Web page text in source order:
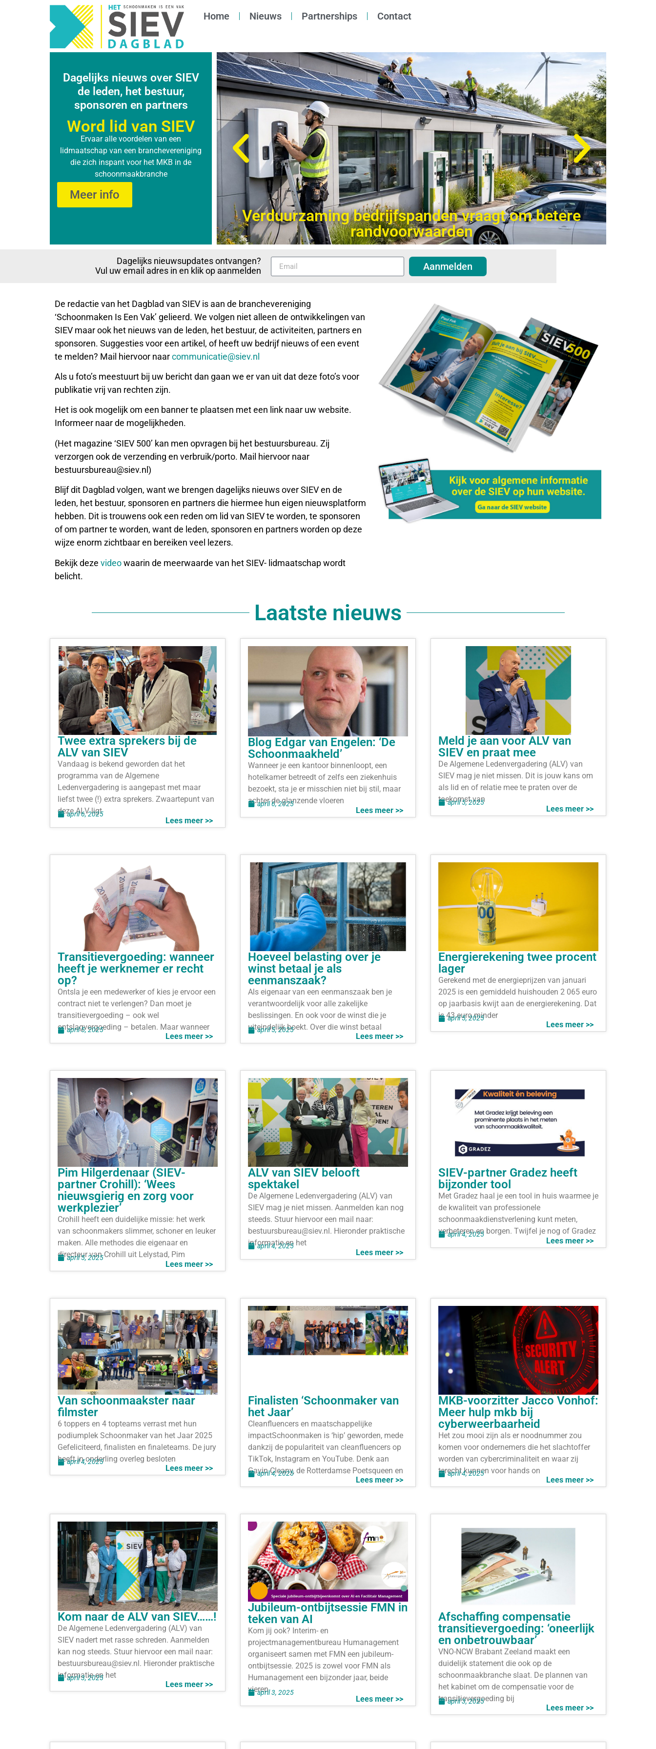
Home Nieuws Partnerships Contact
Dagelijks nieuws over SIEV
de leden, het bestuur,
sponsoren en partners
Word lid van SIEV
Ervaar alle voordelen van een
lidmaatschap van een branchevereniging
die zich inspant voor het MKB in de
schoonmaakbranche
Meer info
Verduurzaming bedrijfspanden vraagt om betere
randvoorwaarden
Dagelijks nieuwsupdates ontvangen?
Vul uw email adres in en klik op aanmelden
Aanmelden
De redactie van het Dagblad van SIEV is aan de branchevereniging
‘Schoonmaken Is Een Vak’ gelieerd. We volgen niet alleen de ontwikkelingen van
SIEV maar ook het nieuws van de leden, het bestuur, de activiteiten, partners en
sponsoren. Suggesties voor een artikel, of heeft uw bedrijf nieuws of een event
te melden? Mail hiervoor naarcommunicatie@siev.nl
Als u foto’s meestuurt bij uw bericht dan gaan we er van uit dat deze foto’s voor
publikatie vrij van rechten zijn.
Het is ook mogelijk om een banner te plaatsen met een link naar uw website.
Informeer naar de mogelijkheden.
(Het magazine ‘SIEV 500’ kan men opvragen bij het bestuursbureau. Zij
verzorgen ook de verzending en verbruik/porto. Mail hiervoor naar
bestuursbureau@siev.nl)
Blijf dit Dagblad volgen, want we brengen dagelijks nieuws over SIEV en de
leden, het bestuur, sponsoren en partners die hiermee hun eigen nieuwsplatform
hebben. Dit is trouwens ook een reden om lid van SIEV te worden, te sponsoren
of om partner te worden, want de leden, sponsoren en partners worden op deze
wijze enorm zichtbaar en bereiken veel lezers.
Bekijk deze videowaarin de meerwaarde van het SIEV- lidmaatschap wordt
belicht.
Laatste nieuws
Twee extra sprekers bij de
ALV van SIEV
Vandaag is bekend geworden dat het
programma van de Algemene
Ledenvergadering is aangepast met maar
liefst twee (!) extra sprekers. Zwaartepunt van
deze ALV ligt
Lees meer >>
april 6, 2025
Blog Edgar van Engelen: ‘De
Schoonmaakheld’
Wanneer je een kantoor binnenloopt, een
hotelkamer betreedt of zelfs een ziekenhuis
bezoekt, sta je er misschien niet bij stil, maar
achter de glanzende vloeren
Lees meer >>
april 6, 2025
Meld je aan voor ALV van
SIEV en praat mee
De Algemene Ledenvergadering (ALV) van
SIEV mag je niet missen. Dit is jouw kans om
als lid en of relatie mee te praten over de
toekomst van
Lees meer >>
april 5, 2025
Transitievergoeding: wanneer
heeft je werknemer er recht
op?
Ontsla je een medewerker of kies je ervoor een
contract niet te verlengen? Dan moet je
transitievergoeding – ook wel
ontslagvergoeding – betalen. Maar wanneer
Lees meer >>
april 5, 2025
Hoeveel belasting over je
winst betaal je als
eenmanszaak?
Als eigenaar van een eenmanszaak ben je
verantwoordelijk voor alle zakelijke
beslissingen. En ook voor de winst die je
uiteindelijk boekt. Over die winst betaal
Lees meer >>
april 5, 2025
Energierekening twee procent
lager
Gerekend met de energieprijzen van januari
2025 is een gemiddeld huishouden 2 065 euro
op jaarbasis kwijt aan de energierekening. Dat
is 43 euro minder
Lees meer >>
april 5, 2025
Pim Hilgerdenaar (SIEV-
partner Crohill): ‘Wees
nieuwsgierig en zorg voor
werkplezier’
Crohill heeft een duidelijke missie: het werk
van schoonmakers slimmer, schoner en leuker
maken. Alle methodes die eigenaar en
directeur van Crohill uit Lelystad, Pim
Lees meer >>
april 5, 2025
ALV van SIEV belooft
spektakel
De Algemene Ledenvergadering (ALV) van
SIEV mag je niet missen. Aanmelden kan nog
steeds. Stuur hiervoor een mail naar:
bestuursbureau@siev.nl. Hieronder praktische
informatie en het
Lees meer >>
april 4, 2025
SIEV-partner Gradez heeft
bijzonder tool
Met Gradez haal je een tool in huis waarmee je
de kwaliteit van professionele
schoonmaakdienstverlening kunt meten,
verbeteren en borgen. Twijfel je nog of Gradez
Lees meer >>
april 4, 2025
Van schoonmaakster naar
filmster
6 toppers en 4 topteams verrast met hun
podiumplek Schoonmaker van het Jaar 2025
Gefeliciteerd, finalisten en finaleteams. De jury
heeft in onderling overleg besloten
Lees meer >>
april 4, 2025
Finalisten ‘Schoonmaker van
het Jaar’
Cleanfluencers en maatschappelijke
impactSchoonmaken is ‘hip’ geworden, mede
dankzij de populariteit van cleanfluencers op
TikTok, Instagram en YouTube. Denk aan
Gavin Cleany, de Rotterdamse Poetsqueen en
Lees meer >>
april 4, 2025
MKB-voorzitter Jacco Vonhof:
Meer hulp mkb bij
cyberweerbaarheid
Het zou mooi zijn als er noodnummer zou
komen voor ondernemers die het slachtoffer
worden van cybercriminaliteit en waar zij
terecht kunnen voor hands on
Lees meer >>
april 4, 2025
Kom naar de ALV van SIEV……!
De Algemene Ledenvergadering (ALV) van
SIEV nadert met rasse schreden. Aanmelden
kan nog steeds. Stuur hiervoor een mail naar:
bestuursbureau@siev.nl. Hieronder praktische
informatie en het
Lees meer >>
april 3, 2025
Jubileum-ontbijtsessie FMN in
teken van AI
Kom jij ook? Interim- en
projectmanagementbureau Humanagement
organiseert samen met FMN een jubileum-
ontbijtsessie. 2025 is zowel voor FMN als
Humanagement een bijzonder jaar, beide
vieren
Lees meer >>
april 3, 2025
Afschaffing compensatie
transitievergoeding: ‘oneerlijk
en onbetrouwbaar’
VNO-NCW Brabant Zeeland maakt een
duidelijk statement die ook op de
schoonmaakbranche slaat. De plannen van
het kabinet om de compensatie voor de
transitievergoeding bij
Lees meer >>
april 3, 2025